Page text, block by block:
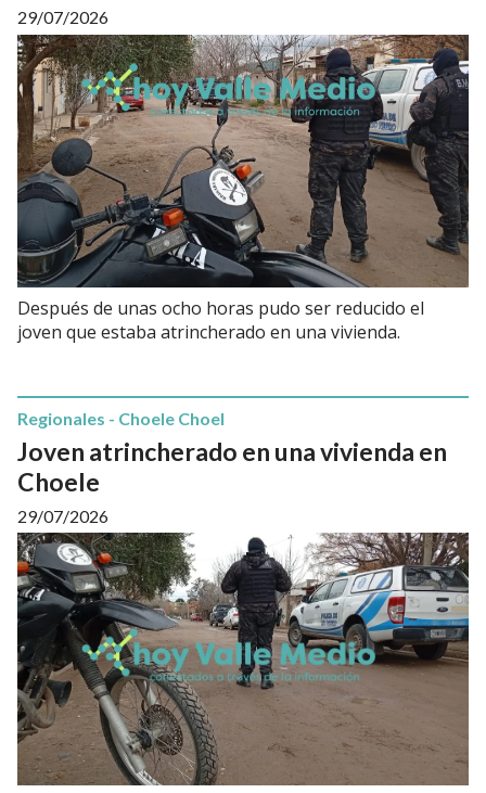
29/07/2026
Después de unas ocho horas pudo ser reducido el
joven que estaba atrincherado en una vivienda.
Joven atrincherado en una vivienda en
Choele
Regionales - Choele Choel
29/07/2026